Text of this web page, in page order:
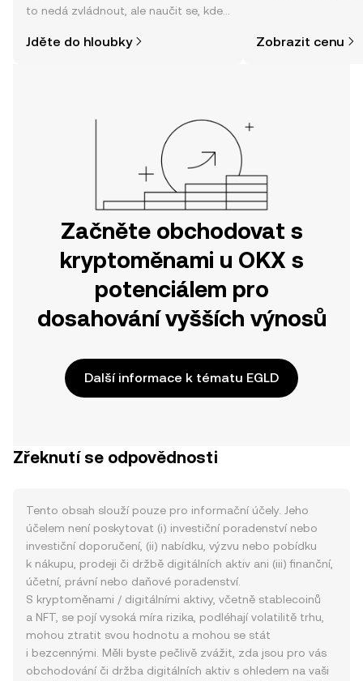
to nedá zvládnout, ale naučit se, kde
jednodušší, než si myslíte. Odstartujte
Jděte do hloubky Zobrazit cenu
Začněte obchodovat s
kryptoměnami u OKX s
potenciálem pro
dosahování vyšších výnosů
Další informace k tématu EGLD
Zřeknutí se odpovědnosti
Tento obsah slouží pouze pro informační účely. Jeho
účelem není poskytovat (i) investiční poradenství nebo
investiční doporučení, (ii) nabídku, výzvu nebo pobídku
k nákupu, prodeji či držbě digitálních aktiv ani (iii) finanční,
účetní, právní nebo daňové poradenství.
S kryptoměnami / digitálními aktivy, včetně stablecoinů
a NFT, se pojí vysoká míra rizika, podléhají volatilitě trhu,
mohou ztratit svou hodnotu a mohou se stát
i bezcennými. Měli byste pečlivě zvážit, zda jsou pro vás
obchodování či držba digitálních aktiv s ohledem na vaši